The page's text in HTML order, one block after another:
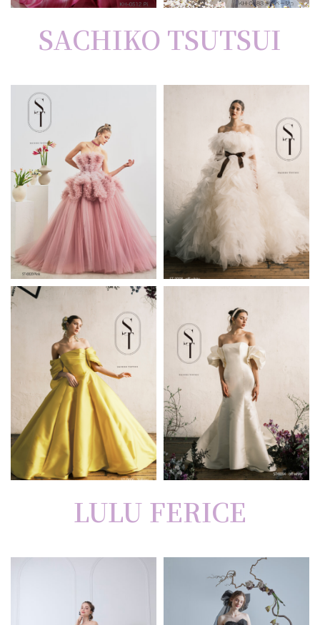
SACHIKO TSUTSUI
LULU FERICE